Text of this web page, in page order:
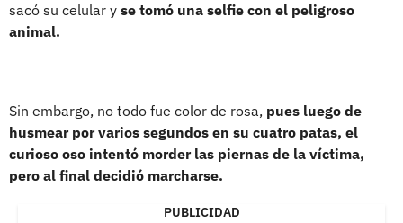
sacó su celular y se tomó una selfie con el peligroso
animal.
Sin embargo, no todo fue color de rosa, pues luego de
husmear por varios segundos en su cuatro patas, el
curioso oso intentó morder las piernas de la víctima,
pero al final decidió marcharse.
PUBLICIDAD